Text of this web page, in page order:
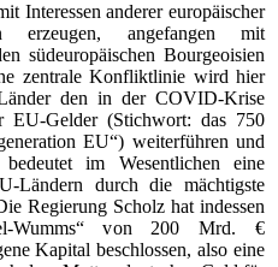
Interessen anderer europäischer
erzeugen, angefangen mit
südeuropäischen Bourgeoisien
zentrale Konfliktlinie wird hier
den in der COVID-Krise
EU-Gelder (Stichwort: das 750
EU“) weiterführen und
im Wesentlichen eine
Ländern durch die mächtigste
Regierung Scholz hat indessen
Wumms“ von 200 Mrd. €
Kapital beschlossen, also eine